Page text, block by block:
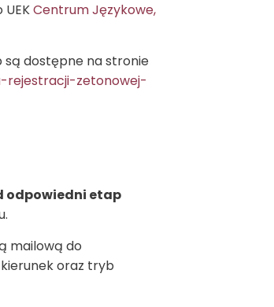
Centrum Językowe,
są dostępne na stronie
rejestracji-zetonowej-
odpowiedni etap
mailową do
oraz tryb